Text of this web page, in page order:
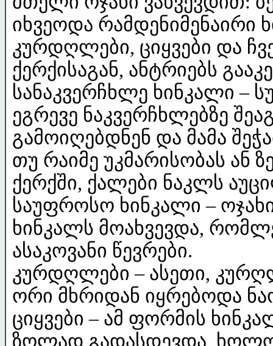
იხვეოდა რამდენიმენაირი
კურდღლები, ციყვები და
ქერქისაგან, ანტრიებს
სანაკვერჩხლე ხინკალი –
ეგრევე ნაკვერჩხლებზე
გამოიღებდნენ და მამა
თუ რაიმე უკმარისობას ან
ქერქში, ქალები ნაკლს
საუფროსო ხინკალი –
ხინკალს მოახვევდა,
ასაკოვანი წევრები.
კურდღლები – ასეთი,
ორი მხრიდან იყრებოდა
ციყვები – ამ ფორმის
ზოლად გადასდევდა, ხოლო